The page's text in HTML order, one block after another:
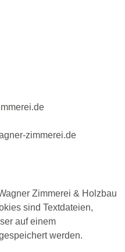
zimmerei.de
Zimmerei & Holzbau
sind Textdateien,
auf einem
werden.